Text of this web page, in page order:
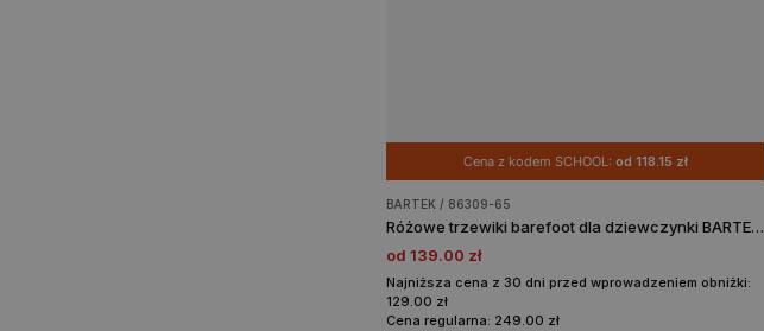
Cena z kodem SCHOOL: od 118.15 zł
BARTEK / 86309-65
Różowe trzewiki barefoot dla dziewczynki BARTEK 86309-65
od 139.00 zł
Najniższa cena z 30 dni przed wprowadzeniem obniżki:
129.00 zł
Cena regularna: 249.00 zł